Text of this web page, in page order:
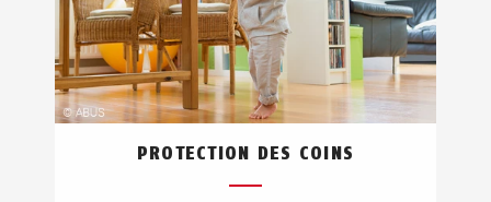
PROTECTION DES COINS